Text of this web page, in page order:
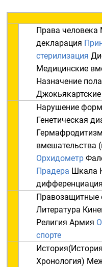
Права человека
декларация
стерилизация
Медицинские
Назначение пола
Нарушение
Генетическая
Гермафродитизм
вмешательства
Орхидометр
Прадера Шкала
дифференциация
Правозащитные
Литература
Религия Армия
спорте
История(
Хронология)